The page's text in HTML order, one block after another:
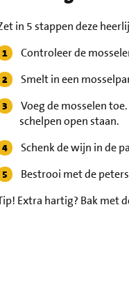
in 5 stappen deze
Controleer de
Smelt in een
Voeg de mosselen
schelpen open staan.
Schenk de wijn in de
Bestrooi met de
Extra hartig? Bak met